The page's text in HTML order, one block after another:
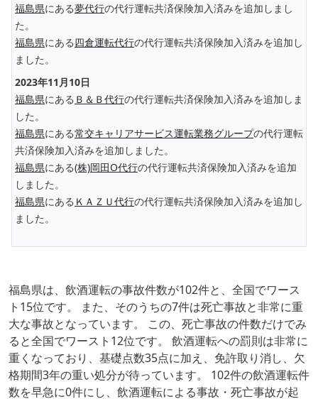
福島県にある夢代行の代行運転共済保険加入済みを追加しまし
た。
福島県にある四倉運転代行の代行運転共済保険加入済みを追加し
ました。
2023年11月10日
福島県にある Ｂ＆Ｂ代行の代行運転共済保険加入済みを追加しま
した。
福島県にある常交キャリアサービス運転業務グループの代行運転
共済保険加入済みを追加しました。
福島県にある(株)岡田O代行の代行運転共済保険加入済みを追加
しました。
福島県にある ＫＡＺＵ代行の代行運転共済保険加入済みを追加し
ました。
福島県は、飲酒運転の事故件数が102件と、全国でワース
ト15位です。 また、そのうちの7件は死亡事故と非常に重
大な事故となっています。 この、死亡事故の件数だけでみ
ると全国でワースト12位です。 飲酒運転への罰則は非常に
重くなっており、基礎点数35点に加え、免許取り消し、欠
格期間3年の重い処分が待っています。 102件の飲酒運転件
数を早急に0件にし、飲酒運転による事故・死亡事故が起